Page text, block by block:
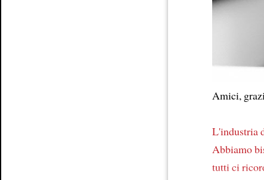
Amici,
L'industria
Abbiamo
tutti ci